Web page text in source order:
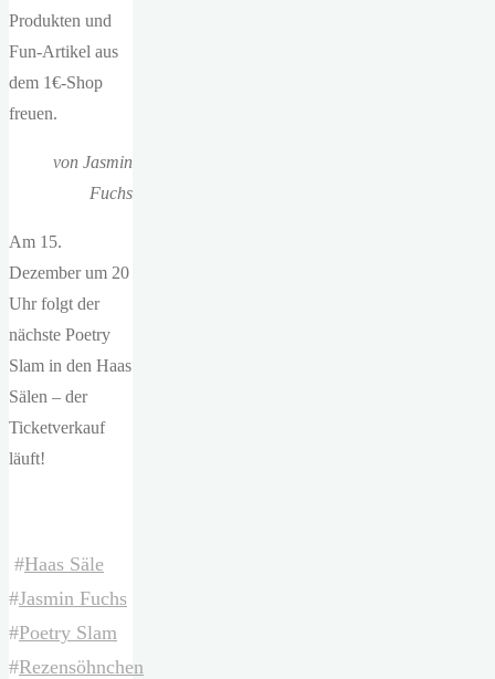
Produkten und
Fun-Artikel aus
dem 1€-Shop
freuen.
von Jasmin
Fuchs
Am 15.
Dezember um 20
Uhr folgt der
nächste Poetry
Slam in den Haas
Sälen – der
Ticketverkauf
läuft!
#Haas Säle
#Jasmin Fuchs
#Poetry Slam
#Rezensöhnchen